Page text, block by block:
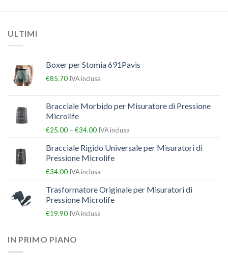
ULTIMI
Boxer per Stomia 691Pavis
€85.70 IVA inclusa
Bracciale Morbido per Misuratore di Pressione
Microlife
€25.00 – €34.00 IVA inclusa
Bracciale Rigido Universale per Misuratori di
Pressione Microlife
€34.00 IVA inclusa
Trasformatore Originale per Misuratori di
Pressione Microlife
€19.90 IVA inclusa
IN PRIMO PIANO